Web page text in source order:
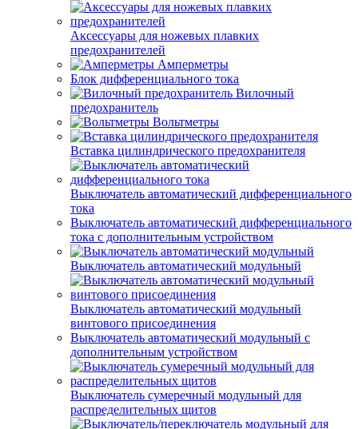
Аксессуары для ножевых плавких
предохранителей
Амперметры
Блок дифференциального тока
Вилочный
предохранитель
Вольтметры
Вставка цилиндрического предохранителя
Выключатель автоматический дифференциального
тока
Выключатель автоматический дифференциального
тока с дополнительным устройством
Выключатель автоматический модульный
Выключатель автоматический модульный
винтового присоединения
Выключатель автоматический модульный с
дополнительным устройством
Выключатель сумеречный модульный для
распределительных щитов